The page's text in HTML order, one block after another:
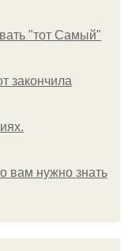
"тот Самый"
закончила
вам нужно знать